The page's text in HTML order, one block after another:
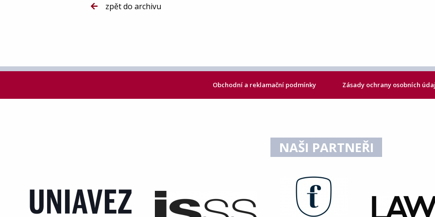
zpět do archivu
Obchodní a reklamační podmínky Zásady ochrany osobních
NAŠI PARTNEŘI